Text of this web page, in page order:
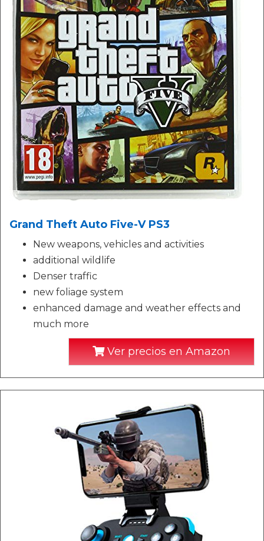
Grand Theft Auto Five-V PS3
New weapons, vehicles and activities
additional wildlife
Denser traffic
new foliage system
enhanced damage and weather effects and
much more
Ver precios en Amazon